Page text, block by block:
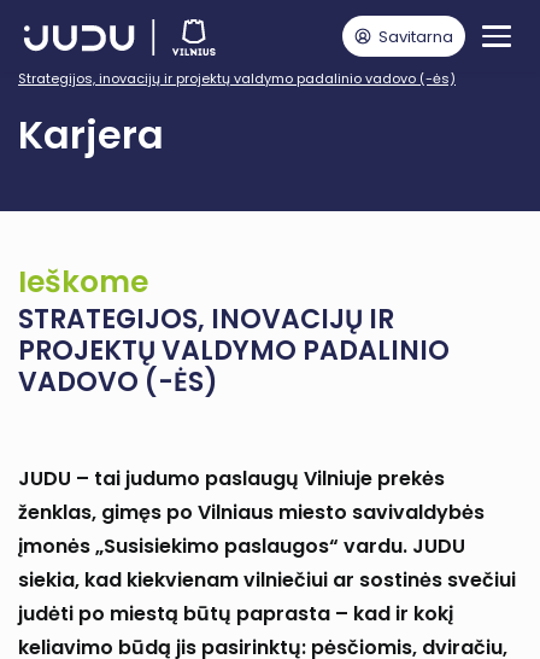
Savitarna
Strategijos, inovacijų ir projektų valdymo padalinio vadovo (-ės)
Karjera
Ieškome
STRATEGIJOS, INOVACIJŲ IR
PROJEKTŲ VALDYMO PADALINIO
VADOVO (-ĖS)
JUDU – tai judumo paslaugų Vilniuje prekės
ženklas, gimęs po Vilniaus miesto savivaldybės
įmonės „Susisiekimo paslaugos“ vardu. JUDU
siekia, kad kiekvienam vilniečiui ar sostinės svečiui
judėti po miestą būtų paprasta – kad ir kokį
keliavimo būdą jis pasirinktų: pėsčiomis, dviračiu,